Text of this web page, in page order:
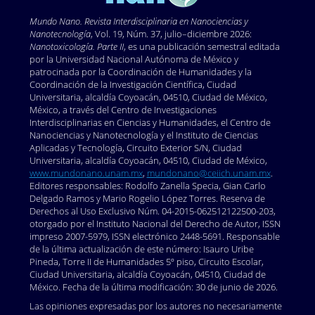
Mundo Nano. Revista Interdisciplinaria en Nanociencias y
Nanotecnología, Vol. 19, Núm. 37, julio–diciembre 2026:
Nanotoxicología. Parte II, es una publicación semestral editada
por la Universidad Nacional Autónoma de México y
patrocinada por la Coordinación de Humanidades y la
Coordinación de la Investigación Científica, Ciudad
Universitaria, alcaldía Coyoacán, 04510, Ciudad de México,
México, a través del Centro de Investigaciones
Interdisciplinarias en Ciencias y Humanidades, el Centro de
Nanociencias y Nanotecnología y el Instituto de Ciencias
Aplicadas y Tecnología, Circuito Exterior S/N, Ciudad
Universitaria, alcaldía Coyoacán, 04510, Ciudad de México,
www.mundonano.unam.mx, mundonano@ceiich.unam.mx.
Editores responsables: Rodolfo Zanella Specia, Gian Carlo
Delgado Ramos y Mario Rogelio López Torres. Reserva de
Derechos al Uso Exclusivo Núm. 04-2015-062512122500-203,
otorgado por el Instituto Nacional del Derecho de Autor, ISSN
impreso 2007-5979, ISSN electrónico 2448-5691. Responsable
de la última actualización de este número: Isauro Uribe
Pineda, Torre II de Humanidades 5º piso, Circuito Escolar,
Ciudad Universitaria, alcaldía Coyoacán, 04510, Ciudad de
México. Fecha de la última modificación: 30 de junio de 2026.
Las opiniones expresadas por los autores no necesariamente